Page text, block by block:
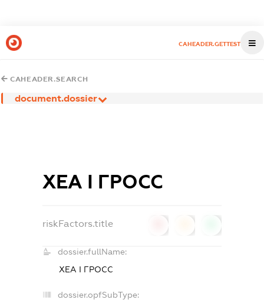
CAHEADER.GETTEST
CAHEADER.SEARCH
document.dossier
ХЕА І ГРОСС
riskFactors.title
dossier.fullName:
ХЕА І ГРОСС
dossier.opfSubType: